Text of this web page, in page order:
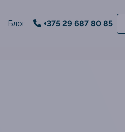
Блог +375 29 687 80 85